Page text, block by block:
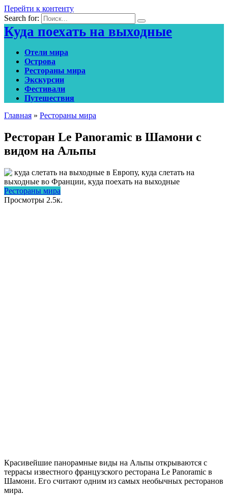
Перейти к контенту
Search for:
Куда поехать на выходные
Отели мира
Острова
Рестораны мира
Экскурсии
Фестивали
Путешествия
Главная » Рестораны мира
Ресторан Le Panoramic в Шамони с
видом на Альпы
Рестораны мира
Просмотры 2.5к.
Красивейшие панорамные виды на Альпы открываются с
террасы известного французского ресторана Le Panoramic в
Шамони. Его считают одним из самых необычных ресторанов
мира.